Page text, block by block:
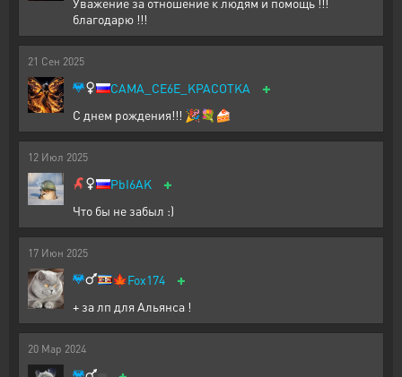
благодарю !!!
21 Сен 2025
CAMA_CE6E_KPACOTKA +
С днем рождения!!! 🎉💐🍰
12 Июл 2025
PbI6AK +
Что бы не забыл :)
17 Июн 2025
🍁Fox174 +
+ за лп для Альянса !
20 Мар 2024